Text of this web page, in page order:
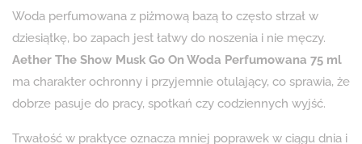
Woda perfumowana z piżmową bazą to często strzał w
dziesiątkę, bo zapach jest łatwy do noszenia i nie męczy.
Aether The Show Musk Go On Woda Perfumowana 75 ml
ma charakter ochronny i przyjemnie otulający, co sprawia, że
dobrze pasuje do pracy, spotkań czy codziennych wyjść.
Trwałość w praktyce oznacza mniej poprawek w ciągu dnia i